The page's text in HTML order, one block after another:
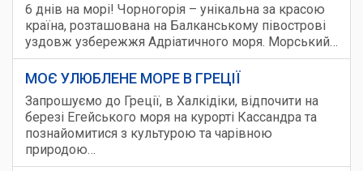
6 днів на морі! Чорногорія – унікальна за красою
країна, розташована на Балканському півострові
уздовж узбережжя Адріатичного моря. Морський…
МОЄ УЛЮБЛЕНЕ МОРЕ В ГРЕЦІЇ
Запрошуємо до Греції, в Халкідіки, відпочити на
березі Егейського моря на курорті Кассандра та
познайомитися з культурою та чарівною
природою…